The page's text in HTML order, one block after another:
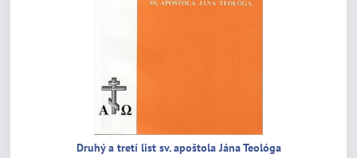
Druhý a tretí list sv. apoštola Jána Teológa